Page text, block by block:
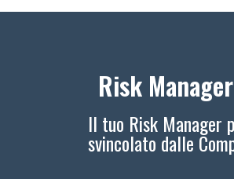
Risk
Il tuo Risk Manager
svincolato dalle